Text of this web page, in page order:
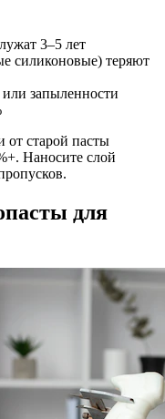
3–5 лет
силиконовые) теряют
запыленности
от старой пасты
Наносите слой
для